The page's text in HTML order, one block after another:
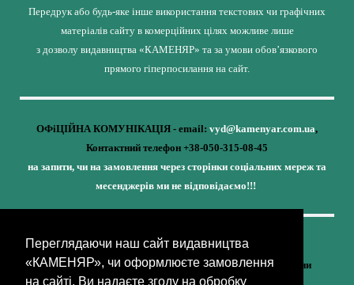
Переглядаючи наш сайт видавництва
«КАМЕНЯР», чи оформлюєте замовлення
на сайті, Ви надаєте згоду на обробку
Передрук або будь-яке інше використання текстових чи графічних
матеріалів сайту в комерційних цілях можливе лише
з дозволу видавництва «КАМЕНЯР» та за умови обов’язкового
прямого гіперпосилання на сайт.
ОФіЦІЙНА КОМУНІКАЦІЯ - email: vyd@kamenyar.com.ua,
Контактний телефон +38-050-315-08-45
на запити, чи на замовлення через сторінки соціальних мереж та
месенджерів ми не відповідаємо!!!
Кожне наше видання - це внесок у спротив,
у збереження ідентичності та неминучу перемогу України